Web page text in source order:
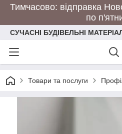
Тимчасово: відправка
по
СУЧАСНІ БУДІВЕЛЬНІ
Товари та послуги